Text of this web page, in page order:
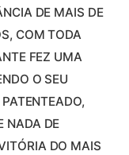
DE MAIS DE
COM TODA
FEZ UMA
O SEU
NADA DE
DO MAIS